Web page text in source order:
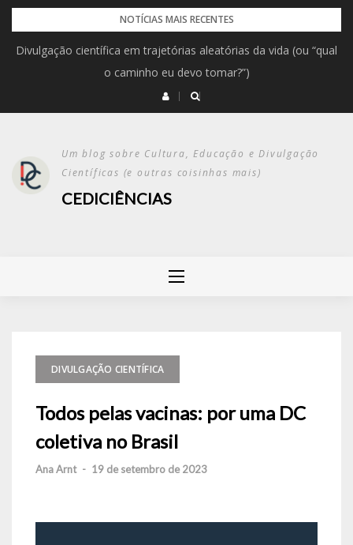
NOTÍCIAS MAIS RECENTES
Divulgação científica em trajetórias aleatórias da vida (ou “qual
o caminho eu devo tomar?”)
Um blog sobre Cultura, Educação e Divulgação
Científicas (e outras coisinhas mais)
CEDICIÊNCIAS
DIVULGAÇÃO CIENTÍFICA
Todos pelas vacinas: por uma DC
coletiva no Brasil
Ana Arnt - 19 de setembro de 2023